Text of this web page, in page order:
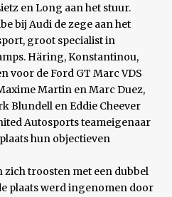
en Long aan het stuur.
bij Audi de zege aan het
groot specialist in
Häring, Konstantinou,
voor de Ford GT Marc VDS
Martin en Marc Duez,
Blundell en Eddie Cheever
Autosports teameigenaar
hun objectieven
zich troosten met een dubbel
plaats werd ingenomen door